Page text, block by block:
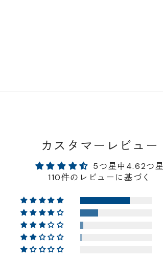
カスタマーレビュー
5つ星中4.62つ星
110件のレビューに基づく